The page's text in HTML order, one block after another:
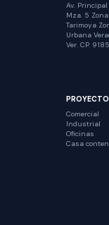
Av. Principal
Mza. 5 Zona
Tarimoya
Urbana
Ver. CP.
Comercial
Industrial
Oficinas
Casa